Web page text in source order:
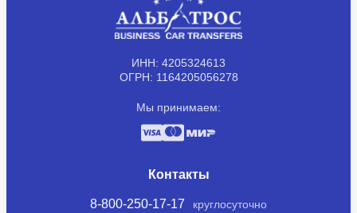
ИНН: 4205324613
ОГРН: 1164205056278
Мы принимаем:
Контакты
8-800-250-17-17 круглосуточно